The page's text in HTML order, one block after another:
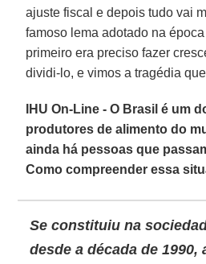
ajuste fiscal e depois tudo vai
famoso lema adotado na
primeiro era preciso fazer
dividi-lo, e vimos a tragédia
IHU On-Line - O Brasil é um
produtores de alimento do
ainda há pessoas que
Como compreender essa
Se constituiu na
desde a década de 1990,